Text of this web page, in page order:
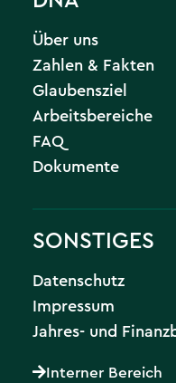
Über uns
Zahlen & Fakten
Glaubensziel
Arbeitsbereiche
FAQ
Dokumente
SONSTIGES
Datenschutz
Impressum
Jahres- und
Interner Bereich